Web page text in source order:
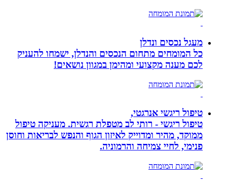
מעגל נכסים ונדלן
כל המומחים מתחום הנכסים והנדלן, ישמחו להעניק
לכם מענה מקצועי ומהימן במגוון נושאים!
טיפול ריגשי אנרגטי,
טיפול ריגשי - רותי לב מטפלת רגשית. מעניקה טיפול
ממוקד, מהיר ומדוייק לאיזון הגוף והנפש לבריאות וחוסן
פנימי, לחיי צמיחה והרמוניה.